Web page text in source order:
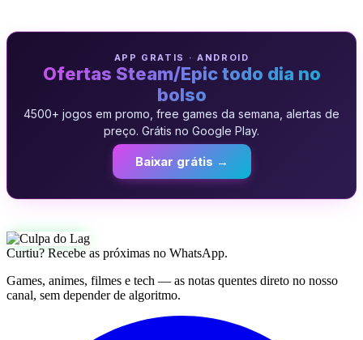
APP GRATIS · ANDROID
Ofertas Steam/Epic todo dia no
bolso
4500+ jogos em promo, free games da semana, alertas de
preço. Grátis no Google Play.
Baixar grátis →
Curtiu? Recebe as próximas no WhatsApp.
Games, animes, filmes e tech — as notas quentes direto no nosso
canal, sem depender de algoritmo.